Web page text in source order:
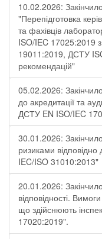
10.02.2026:
"Перепідготовка
та фахівців
ISO/IEC 17025:2019
19011:2019, ДСТУ
рекомендацій"
05.02.2026:
до акредитації та
ДСТУ EN ISO/IEC
30.01.2026:
ризиками
IEC/ISO 31010:2013"
20.01.2026:
відповідності.
що здійснюють
17020:2019".